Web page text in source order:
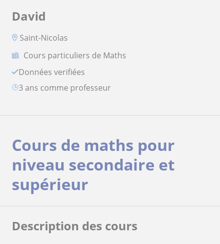
David
Saint-Nicolas
Cours particuliers de Maths
Données verifiées
3 ans comme professeur
Cours de maths pour
niveau secondaire et
supérieur
Description des cours